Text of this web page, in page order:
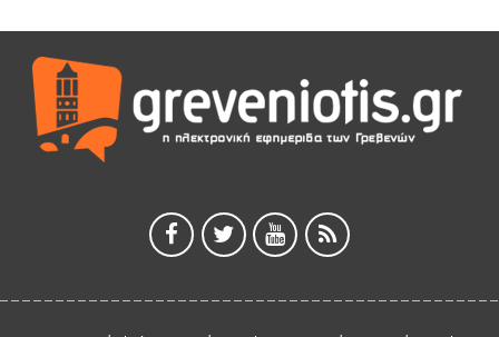
3 Αυγούστου 2026
ΠΡΟΓΡΑΜΜΑ ΠΑΝΗΓΥΡΕΩΣ ΙΕΡΑΣ ΜΟΝΗΣ ΖΑΒΟΡΔΑΣ 2026
3 Αυγούστου 2026
Διακοπή ηλεκτρικού ρεύματος
3 Αυγούστου 2026